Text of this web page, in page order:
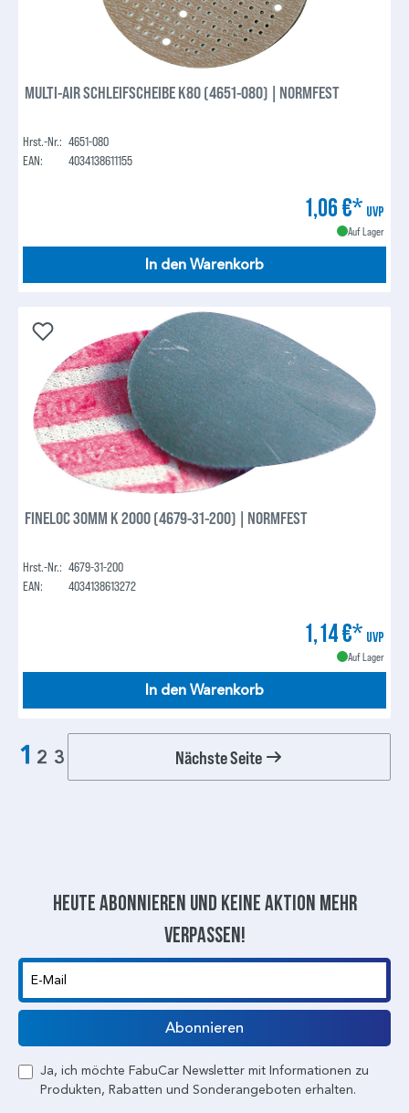
MULTI-AIR SCHLEIFSCHEIBE K80 (4651-080) | NORMFEST
Hrst.-Nr.: 4651-080
EAN:
4034138611155
1,06 €* UVP
Auf Lager
In den Warenkorb
FINELOC 30MM K 2000 (4679-31-200) | NORMFEST
Hrst.-Nr.: 4679-31-200
EAN:
4034138613272
1,14 €* UVP
Auf Lager
In den Warenkorb
1 2 3 Nächste Seite
Heute abonnieren und keine aktion mehr
verpassen!
E-Mail
Abonnieren
Ja, ich möchte FabuCar Newsletter mit Informationen zu
Produkten, Rabatten und Sonderangeboten erhalten.